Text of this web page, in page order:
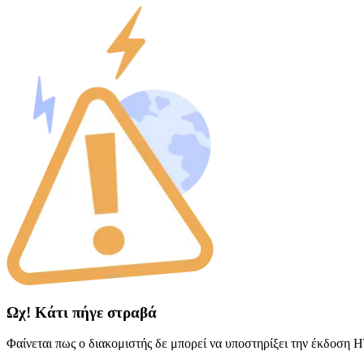
Ωχ! Κάτι πήγε στραβά
Φαίνεται πως ο διακομιστής δε μπορεί να υποστηρίξει την έκδοση